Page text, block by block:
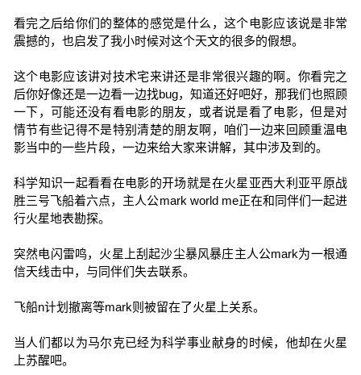
看完之后给你们的整体的感觉是什么，这个电影应该说是非常
震撼的，也启发了我小时候对这个天文的很多的假想。
这个电影应该讲对技术宅来讲还是非常很兴趣的啊。你看完之
后你好像还是一边看一边找bug，知道还好吧好，那我们也照顾
一下，可能还没有看电影的朋友，或者说是看了电影，但是对
情节有些记得不是特别清楚的朋友啊，咱们一边来回顾重温电
影当中的一些片段，一边来给大家来讲解，其中涉及到的。
科学知识一起看看在电影的开场就是在火星亚西大利亚平原战
胜三号飞船着六点，主人公mark world me正在和同伴们一起进
行火星地表勘探。
突然电闪雷鸣，火星上刮起沙尘暴风暴庄主人公mark为一根通
信天线击中，与同伴们失去联系。
飞船n计划撤离等mark则被留在了火星上关系。
当人们都以为马尔克已经为科学事业献身的时候，他却在火星
上苏醒吧。